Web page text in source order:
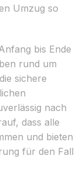
Umzug so
bis Ende
rund um
sichere
nach
dass alle
und bieten
für den Fall